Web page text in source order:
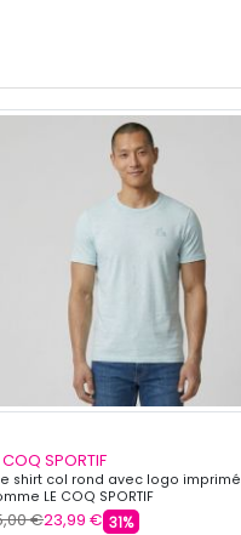
COQ SPORTIF
shirt col rond avec logo imprimé
LE COQ SPORTIF
€23,99 € 31%